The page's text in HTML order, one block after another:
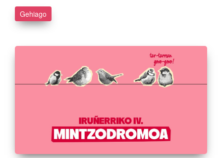
Gehiago